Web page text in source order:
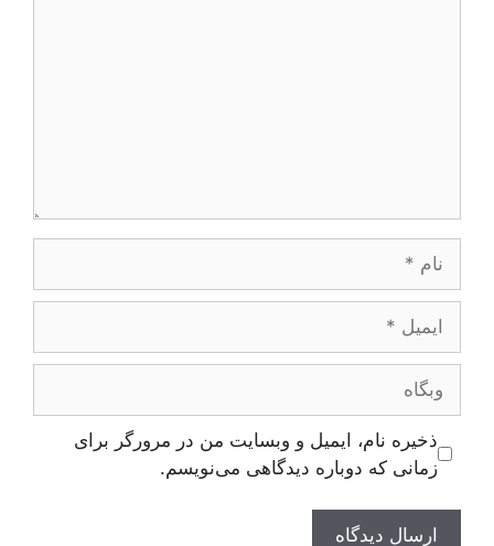
وبگاه
ذخیره نام، ایمیل و وبسایت من در مرورگر برای
زمانی که دوباره دیدگاهی می‌نویسم.